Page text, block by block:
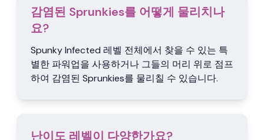
감염된 Sprunkies를 어떻게 물리치나
요?
Spunky Infected 레벨 전체에서 찾을 수 있는 특
별한 파워업을 사용하거나 그들의 머리 위로 점프
하여 감염된 Sprunkies를 물리칠 수 있습니다.
난이도 레벨이 다양한가요?